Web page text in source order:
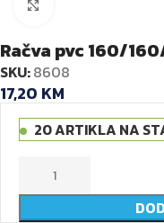
Račva pvc 160/
SKU:8608
17,20 KM
20 ARTIKLA NA